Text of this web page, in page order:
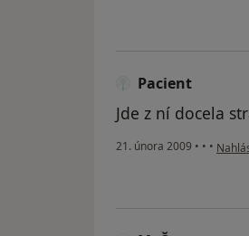
Pacient
Jde z ní docela
21. února 2009 • • • podle